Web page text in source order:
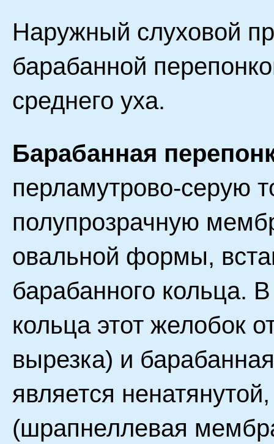
Наружный слуховой
барабанной
среднего уха.
Барабанная
перламутрово-серую
полупрозрачную
овальной формы,
барабанного кольца.
кольца этот желобок
вырезка) и
является
(шрапнеллевая